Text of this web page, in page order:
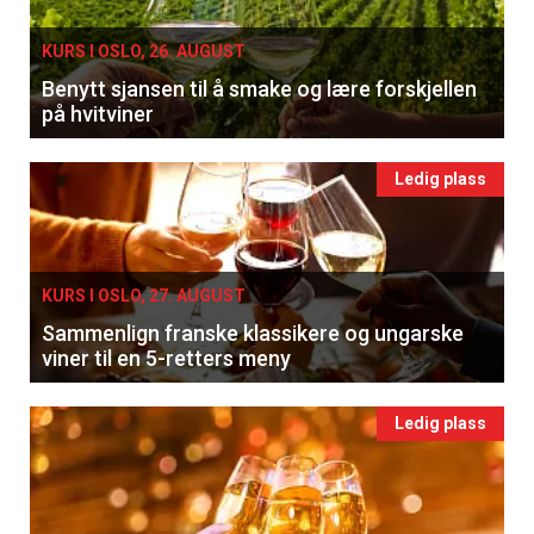
KURS I OSLO, 26. AUGUST
Benytt sjansen til å smake og lære forskjellen
på hvitviner
Ledig plass
KURS I OSLO, 27. AUGUST
Sammenlign franske klassikere og ungarske
viner til en 5-retters meny
Ledig plass